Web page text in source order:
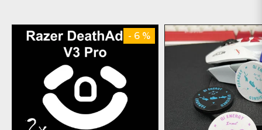
- 6 %